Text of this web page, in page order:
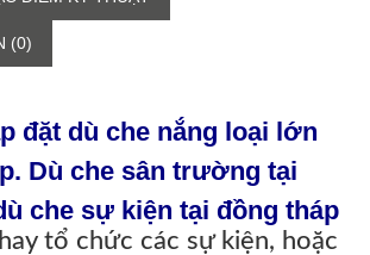
(0)
đặt dù che nắng loại lớn
Dù che sân trường tại
che sự kiện tại đồng tháp
tổ chức các sự kiện, hoặc